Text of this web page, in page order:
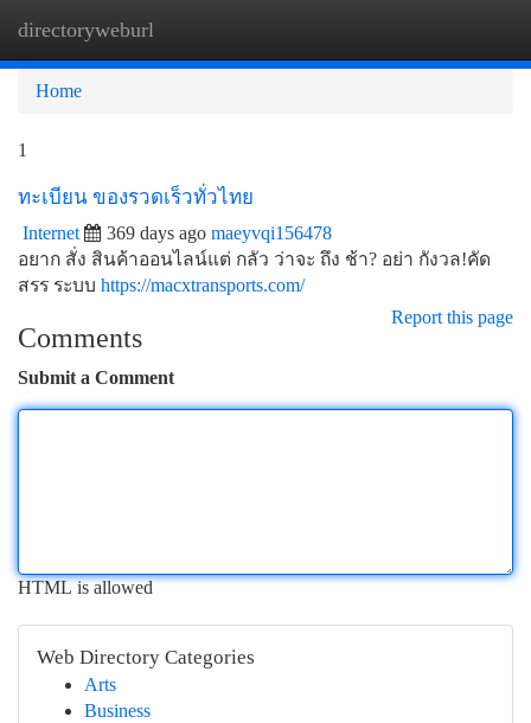
directoryweburl
Home
1
ทะเบียน ของรวดเร็วทั่วไทย
Internet 369 days ago maeyvqi156478
อยาก สั่ง สินค้าออนไลน์แต่ กลัว ว่าจะ ถึง ช้า? อย่า กังวล!คัด
สรร ระบบ https://macxtransports.com/
Report this page
Comments
Submit a Comment
HTML is allowed
Web Directory Categories
Arts
Business